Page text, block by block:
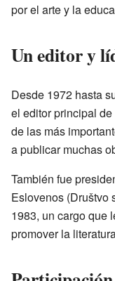
por el arte y la
Un editor y
Desde 1972 hasta
el editor principal
de las más
a publicar muchas
También fue
Eslovenos (Društvo
1983, un cargo que
promover la